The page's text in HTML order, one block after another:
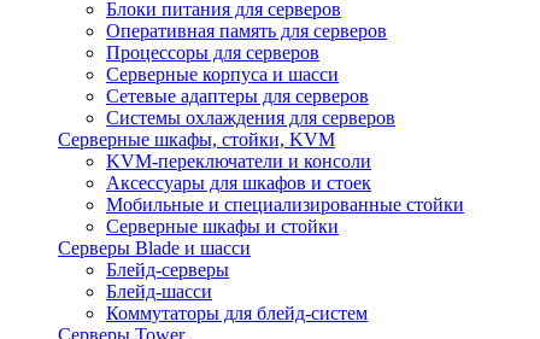
Блоки питания для серверов
Оперативная память для серверов
Процессоры для серверов
Серверные корпуса и шасси
Сетевые адаптеры для серверов
Системы охлаждения для серверов
Серверные шкафы, стойки, KVM
KVM-переключатели и консоли
Аксессуары для шкафов и стоек
Мобильные и специализированные стойки
Серверные шкафы и стойки
Серверы Blade и шасси
Блейд-серверы
Блейд-шасси
Коммутаторы для блейд-систем
Серверы Tower